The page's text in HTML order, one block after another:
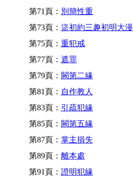
第71頁： 別簡性重
第73頁： 盜初約三趣初明大漫
第75頁： 重犯戒
第77頁： 遮罪
第79頁： 闕第二緣
第81頁： 自作教人
第83頁： 引疏犯緣
第85頁： 闕第五緣
第87頁： 掌主損失
第89頁： 離本處
第91頁： 證明犯緣